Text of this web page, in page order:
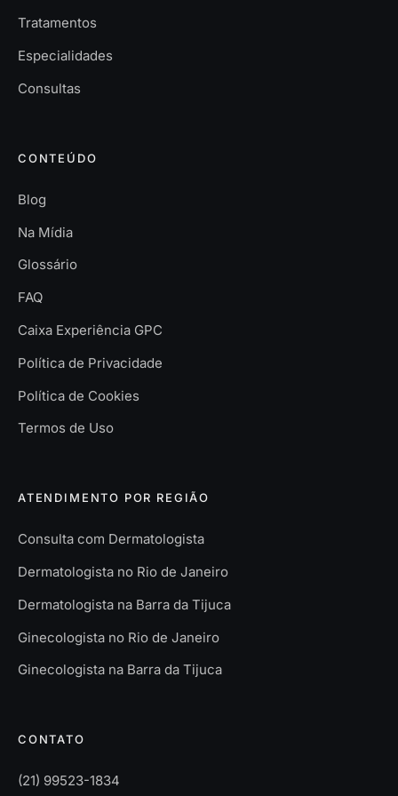
Tratamentos
Especialidades
Consultas
CONTEÚDO
Blog
Na Mídia
Glossário
FAQ
Caixa Experiência GPC
Política de Privacidade
Política de Cookies
Termos de Uso
ATENDIMENTO POR REGIÃO
Consulta com Dermatologista
Dermatologista no Rio de Janeiro
Dermatologista na Barra da Tijuca
Ginecologista no Rio de Janeiro
Ginecologista na Barra da Tijuca
CONTATO
(21) 99523-1834